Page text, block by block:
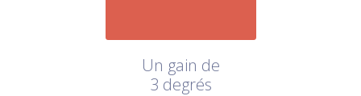
Un gain de
3 degrés